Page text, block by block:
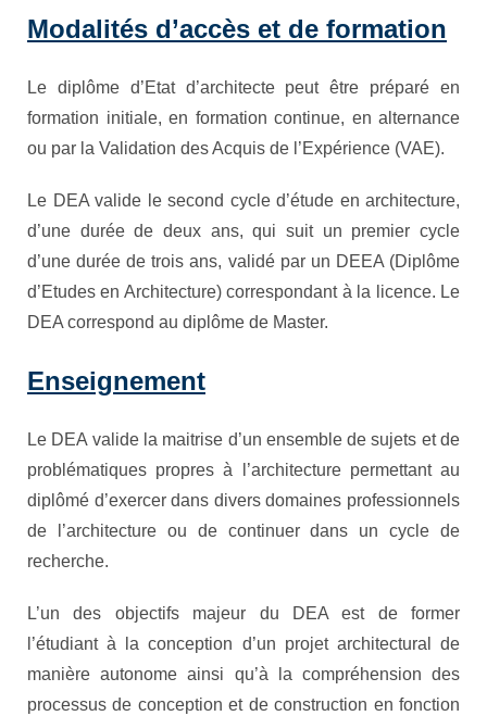
Modalités d’accès et de formation
Le diplôme d’Etat d’architecte peut être préparé en
formation initiale, en formation continue, en alternance
ou par la Validation des Acquis de l’Expérience (VAE).
Le DEA valide le second cycle d’étude en architecture,
d’une durée de deux ans, qui suit un premier cycle
d’une durée de trois ans, validé par un DEEA (Diplôme
d’Etudes en Architecture) correspondant à la licence. Le
DEA correspond au diplôme de Master.
Enseignement
Le DEA valide la maitrise d’un ensemble de sujets et de
problématiques propres à l’architecture permettant au
diplômé d’exercer dans divers domaines professionnels
de l’architecture ou de continuer dans un cycle de
recherche.
L’un des objectifs majeur du DEA est de former
l’étudiant à la conception d’un projet architectural de
manière autonome ainsi qu’à la compréhension des
processus de conception et de construction en fonction